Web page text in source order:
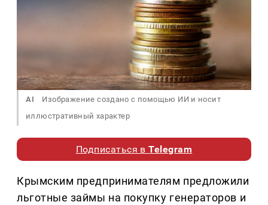
AI
Изображение создано с помощью ИИ и носит
иллюстративный характер
Подписаться вTelegram
Крымским предпринимателям предложили
льготные займы на покупку генераторов и